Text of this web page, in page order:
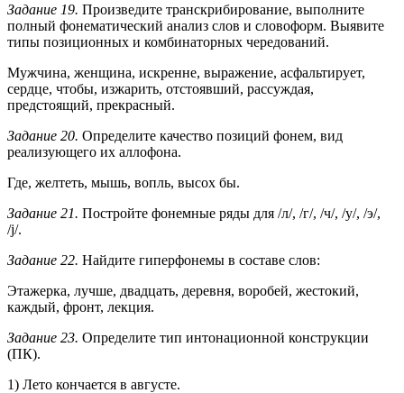
Задание 19. Произведите транскрибирование, выполните
полный фонематический анализ слов и словоформ. Выявите
типы позиционных и комбинаторных чередований.
Мужчина, женщина, искренне, выражение, асфальтирует,
сердце, чтобы, изжарить, отстоявший, рассуждая,
предстоящий, прекрасный.
Задание 20. Определите качество позиций фонем, вид
реализующего их аллофона.
Где, желтеть, мышь, вопль, высох бы.
Задание 21. Постройте фонемные ряды для /л/, /г/, /ч/, /у/, /э/,
/j/.
Задание 22. Найдите гиперфонемы в составе слов:
Этажерка, лучше, двадцать, деревня, воробей, жестокий,
каждый, фронт, лекция.
Задание 23. Определите тип интонационной конструкции
(ПК).
1) Лето кончается в августе.